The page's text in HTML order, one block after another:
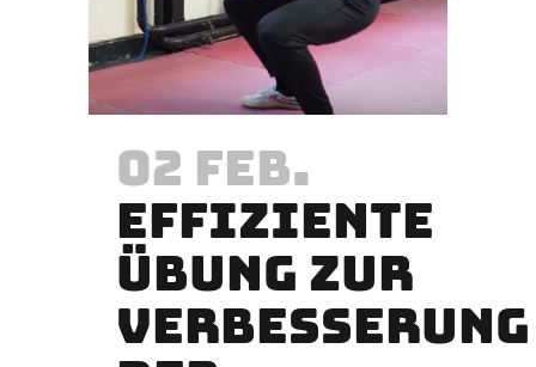
02 FEB.
EFFIZIENTE
ÜBUNG ZUR
VERBESSERUNG